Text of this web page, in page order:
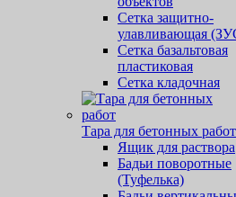
Сетка защитно-
улавливающая
Сетка базальтовая
пластиковая
Сетка кладочная
Тара для бетонных работ
Ящик для раствора
Бадьи поворотные
(Туфелька)